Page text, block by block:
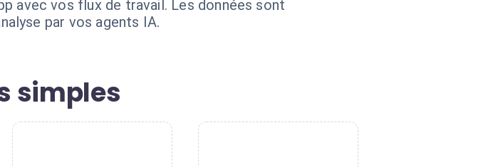
avec vos flux de travail. Les données sont
par vos agents IA.
simples